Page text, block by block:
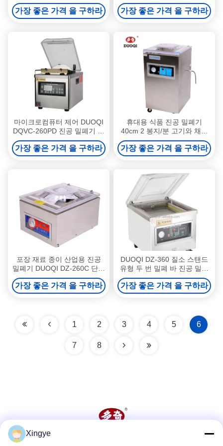
폐기 20 L/S 필름 포장
가장 좋은 가격 을 구하라
260C
가장 좋은 가격 을 구하라
마이크로컴퓨터 제어 DUOQI
DQVC-260PD 진공 밀폐기 단
일 평면 챔버 솔루션
가장 좋은 가격 을 구하라
휴대용 식품 진공 밀폐기
40cm 2 봉지/분 고기와 채소
를 위한 낮은 소음 기능
가장 좋은 가격 을 구하라
포장 재료 종이 산업용 진공
밀폐기 DUOQI DZ-260C 단일
챔버 책상 유형
가장 좋은 가격 을 구하라
DUOQI DZ-360 질소 스탠드
유형 두 번 밀폐 바 진공 밀폐
기
가장 좋은 가격 을 구하라
1 2 3 4 5 6
7 8
Xingye